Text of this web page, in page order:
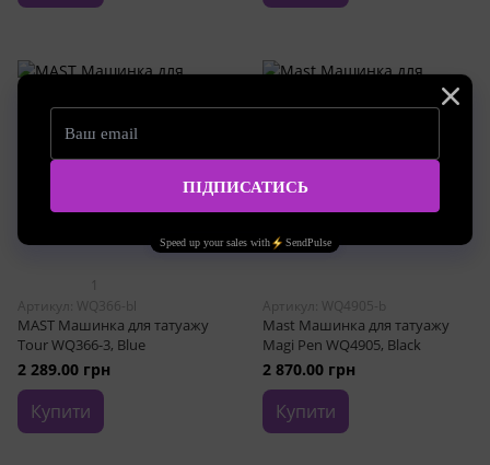
Артикул: WQ366-bl
MAST Машинка для татуажу
Tour WQ366-3, Blue
2 289.00 грн
Купити
Артикул: WQ4905-b
Mast Машинка для татуажу
Magi Pen WQ4905, Black
2 870.00 грн
Купити